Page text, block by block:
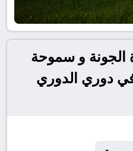
الجونة و سموحة
2025-04-28 في دوري الدوري